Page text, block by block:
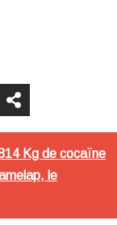
Kg de cocaïne
le